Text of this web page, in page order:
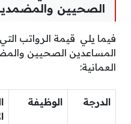
الصحيين
فيما يلي قيمة الرواتب
المساعدين الصحيين
العمانية:
الدرجة الوظيفة